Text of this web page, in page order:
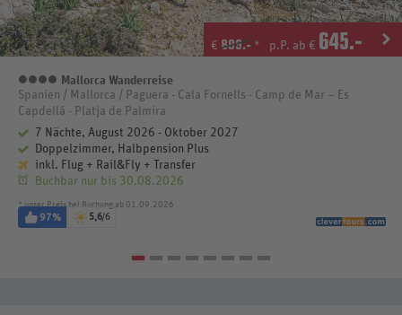
€ 899.- * p.P. ab € 645.-
4 Sterne
Mallorca Wanderreise
Spanien / Mallorca / Paguera - Cala Fornells - Camp de Mar – Es
Capdellá - Platja de Palmira
7 Nächte, August 2026 - Oktober 2027
Doppelzimmer, Halbpension Plus
inkl. Flug + Rail&Fly + Transfer
Buchbar nur bis 30.08.2026
* unser Preis bei Buchung ab 01.09.2026
97% 5,6/6